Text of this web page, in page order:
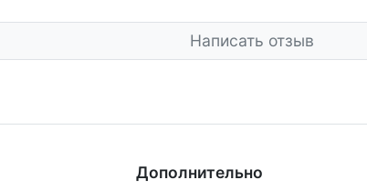
Написать отзыв
Дополнительно